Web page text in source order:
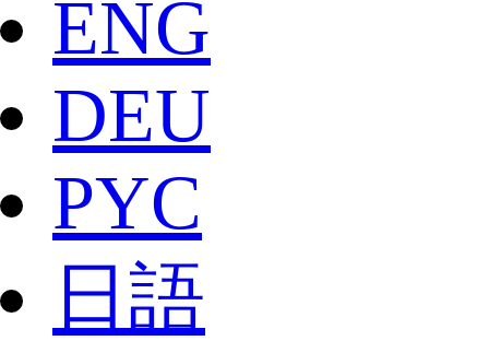
ENG
DEU
РYC
日語